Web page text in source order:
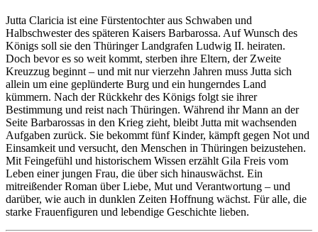
Jutta Claricia ist eine Fürstentochter aus Schwaben und
Halbschwester des späteren Kaisers Barbarossa. Auf Wunsch des
Königs soll sie den Thüringer Landgrafen Ludwig II. heiraten.
Doch bevor es so weit kommt, sterben ihre Eltern, der Zweite
Kreuzzug beginnt – und mit nur vierzehn Jahren muss Jutta sich
allein um eine geplünderte Burg und ein hungerndes Land
kümmern. Nach der Rückkehr des Königs folgt sie ihrer
Bestimmung und reist nach Thüringen. Während ihr Mann an der
Seite Barbarossas in den Krieg zieht, bleibt Jutta mit wachsenden
Aufgaben zurück. Sie bekommt fünf Kinder, kämpft gegen Not und
Einsamkeit und versucht, den Menschen in Thüringen beizustehen.
Mit Feingefühl und historischem Wissen erzählt Gila Freis vom
Leben einer jungen Frau, die über sich hinauswächst. Ein
mitreißender Roman über Liebe, Mut und Verantwortung – und
darüber, wie auch in dunklen Zeiten Hoffnung wächst. Für alle, die
starke Frauenfiguren und lebendige Geschichte lieben.